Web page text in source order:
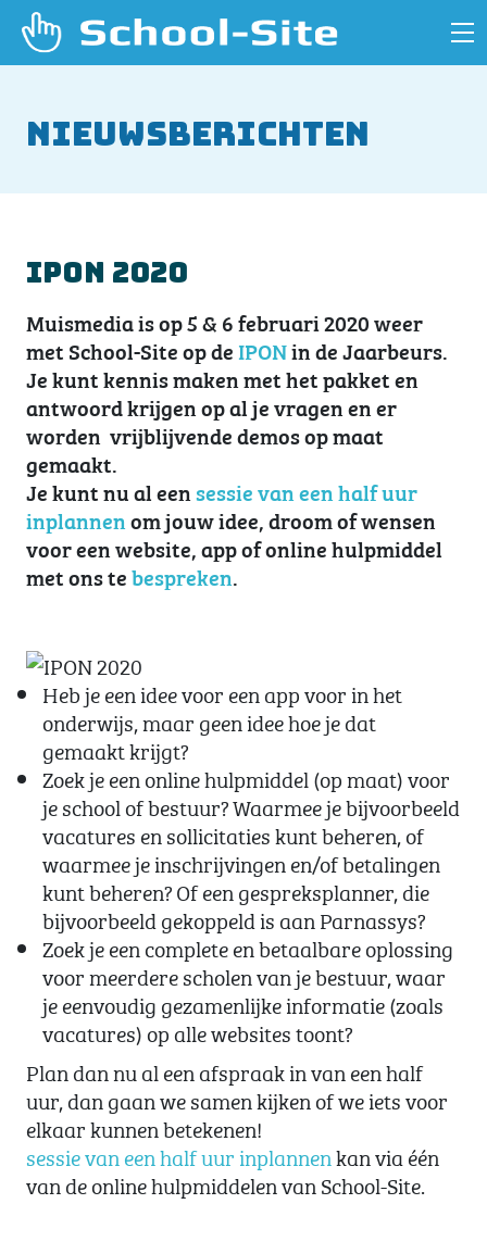
Nieuwsberichten
IPON 2020
Muismedia is op 5 & 6 februari 2020 weer
met School-Site op deIPONin de Jaarbeurs.
Je kunt kennis maken met het pakket en
antwoord krijgen op al je vragen en er
worden vrijblijvende demos op maat
gemaakt.
Je kunt nu al eensessie van een half uur
inplannenom jouw idee, droom of wensen
voor een website, app of online hulpmiddel
met ons tebespreken.
Heb je een idee voor een app voor in het
onderwijs, maar geen idee hoe je dat
gemaakt krijgt?
Zoek je een online hulpmiddel (op maat) voor
je school of bestuur? Waarmee je bijvoorbeeld
vacatures en sollicitaties kunt beheren, of
waarmee je inschrijvingen en/of betalingen
kunt beheren? Of een gespreksplanner, die
bijvoorbeeld gekoppeld is aan Parnassys?
Zoek je een complete en betaalbare oplossing
voor meerdere scholen van je bestuur, waar
je eenvoudig gezamenlijke informatie (zoals
vacatures) op alle websites toont?
Plan dan nu al een afspraak in van een half
uur, dan gaan we samen kijken of we iets voor
elkaar kunnen betekenen!
sessie van een half uur inplannenkan via één
van de online hulpmiddelen van School-Site.